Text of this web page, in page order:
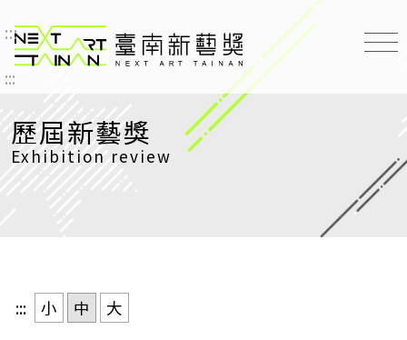
:::臺南新藝獎 NEXT ART TAINAN
:::
歷屆新藝獎
Exhibition review
::: 小 中 大